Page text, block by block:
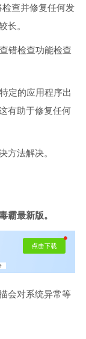
检查并修复任何发
长。
错检查功能检查
定的应用程序出
有助于修复任何
方法解决。
霸最新版。
会对系统异常等